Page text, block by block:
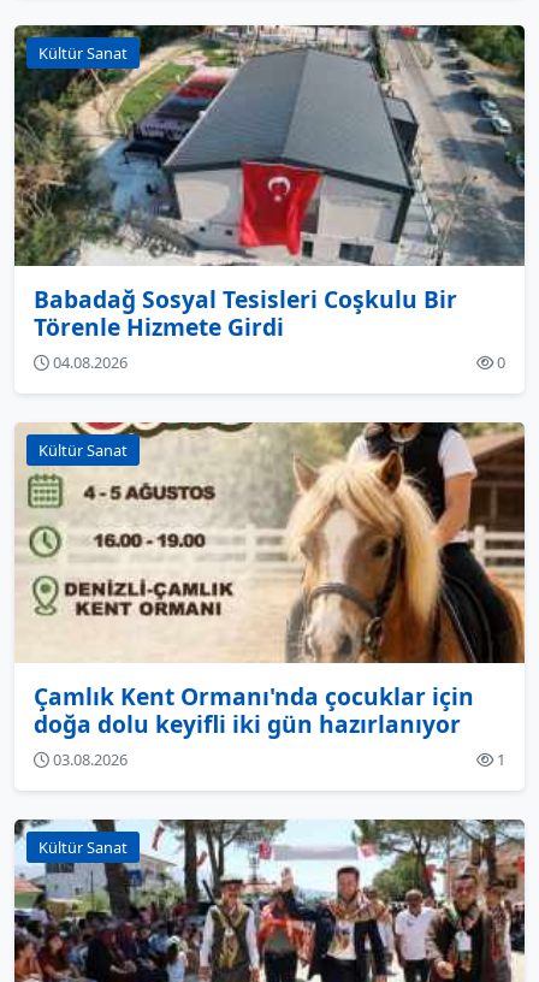
Kültür Sanat
Babadağ Sosyal Tesisleri Coşkulu Bir
Törenle Hizmete Girdi
04.08.2026 0
Kültür Sanat
Çamlık Kent Ormanı'nda çocuklar için
doğa dolu keyifli iki gün hazırlanıyor
03.08.2026 1
Kültür Sanat